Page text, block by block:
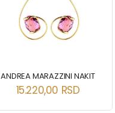
ANDREA MARAZZINI NAKIT
15.220,00 RSD